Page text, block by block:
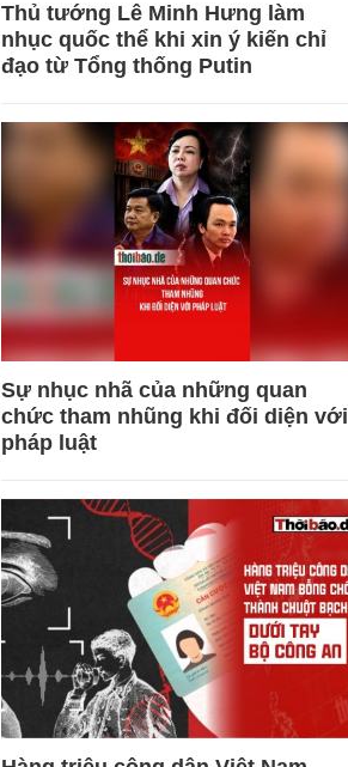
Thủ tướng Lê Minh Hưng làm
nhục quốc thể khi xin ý kiến chỉ
đạo từ Tổng thống Putin
Sự nhục nhã của những quan
chức tham nhũng khi đối diện với
pháp luật